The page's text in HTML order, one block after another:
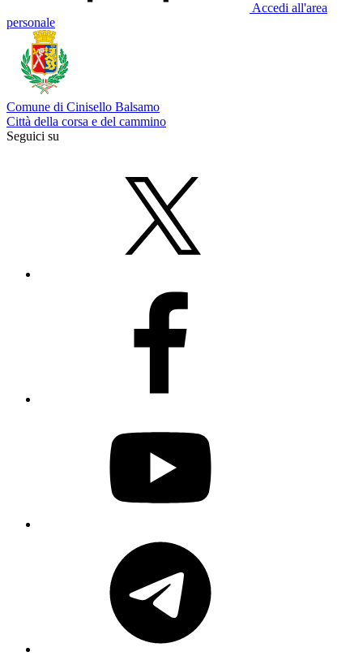
Accedi all'area
personale
Comune di Cinisello Balsamo
Città della corsa e del cammino
Seguici su